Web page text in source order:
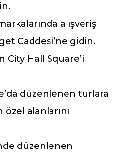
alışveriş
Caddesi’ne gidin.
City Hall Square’i
düzenlenen turlara
özel alanlarını
düzenlenen